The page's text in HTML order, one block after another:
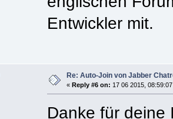
Entwickler mit.
Re: Auto-Join von Jabber
« Reply #6 on: 17 06 2015,
Danke für deine